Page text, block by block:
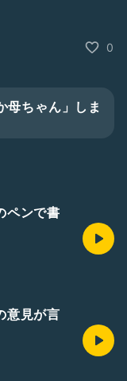
0
母ちゃん」しま
ペンで書
意見が言